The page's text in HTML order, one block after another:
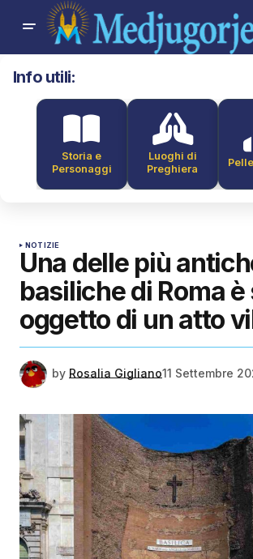
Info utili:
Storia e
Personaggi
Luoghi di
Preghiera
NOTIZIE
Una delle più
basiliche di Roma
oggetto di un atto
by Rosalia Gigliano11 Settembre